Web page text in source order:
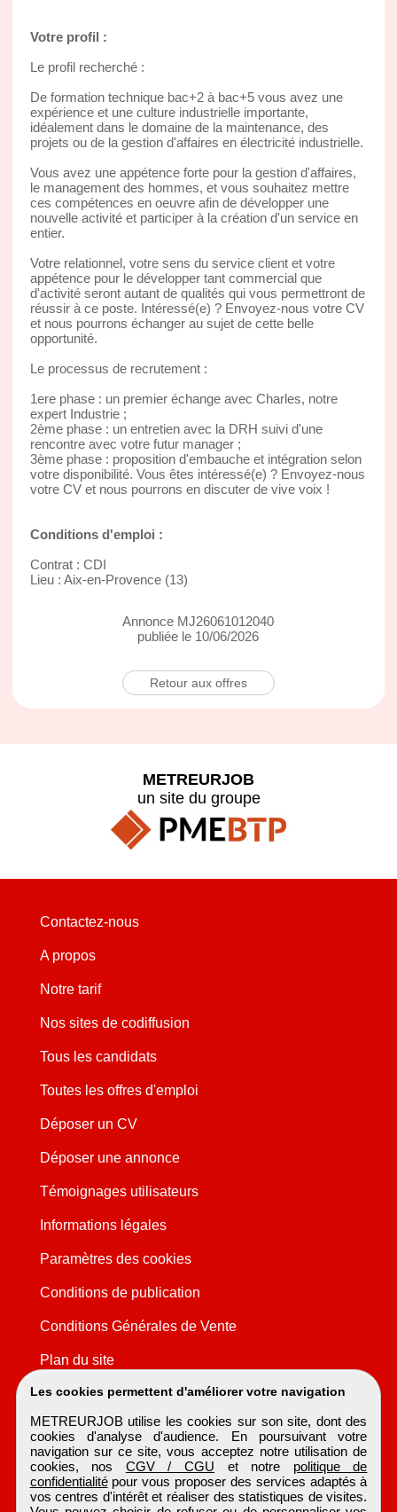
Votre profil :
Le profil recherché :
De formation technique bac+2 à bac+5 vous avez une
expérience et une culture industrielle importante,
idéalement dans le domaine de la maintenance, des
projets ou de la gestion d'affaires en électricité industrielle.
Vous avez une appétence forte pour la gestion d'affaires,
le management des hommes, et vous souhaitez mettre
ces compétences en oeuvre afin de développer une
nouvelle activité et participer à la création d'un service en
entier.
Votre relationnel, votre sens du service client et votre
appétence pour le développer tant commercial que
d'activité seront autant de qualités qui vous permettront de
réussir à ce poste. Intéressé(e) ? Envoyez-nous votre CV
et nous pourrons échanger au sujet de cette belle
opportunité.
Le processus de recrutement :
1ere phase : un premier échange avec Charles, notre
expert Industrie ;
2ème phase : un entretien avec la DRH suivi d'une
rencontre avec votre futur manager ;
3ème phase : proposition d'embauche et intégration selon
votre disponibilité. Vous êtes intéressé(e) ? Envoyez-nous
votre CV et nous pourrons en discuter de vive voix !
Conditions d'emploi :
Contrat : CDI
Lieu : Aix-en-Provence (13)
Annonce MJ26061012040
publiée le 10/06/2026
Retour aux offres
Les cookies permettent d'améliorer votre navigation
METREURJOB utilise les cookies sur son site, dont des
cookies d'analyse d'audience. En poursuivant votre
navigation sur ce site, vous acceptez notre utilisation de
cookies, nos CGV / CGU et notre politique de
confidentialitépour vous proposer des services adaptés à
vos centres d'intérêt et réaliser des statistiques de visites.
METREURJOB
un site du groupe
Contactez-nous
A propos
Notre tarif
Nos sites de codiffusion
Tous les candidats
Toutes les offres d'emploi
Déposer un CV
Déposer une annonce
Témoignages utilisateurs
Informations légales
Paramètres des cookies
Conditions de publication
Conditions Générales de Vente
Plan du site